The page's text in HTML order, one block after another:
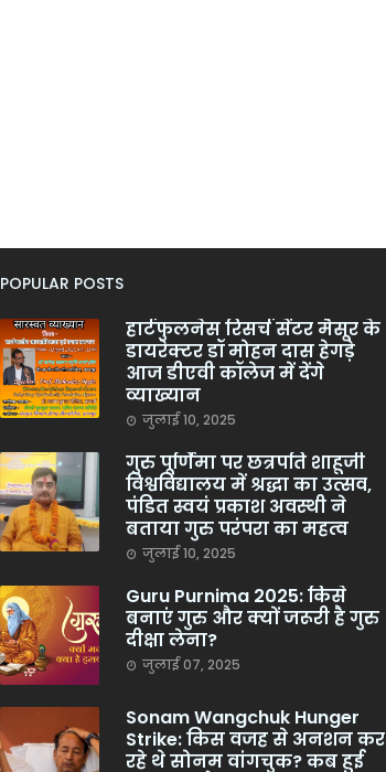
POPULAR POSTS
हार्टफुलनेस रिसर्च सेंटर मैसूर के
डायरेक्टर डॉ मोहन दास हेगड़े
आज डीएवी कॉलेज में देंगे
व्याख्यान
जुलाई 10, 2025
गुरु पूर्णिमा पर छत्रपति शाहूजी
विश्वविद्यालय में श्रद्धा का उत्सव,
पंडित स्वयं प्रकाश अवस्थी ने
बताया गुरु परंपरा का महत्व
जुलाई 10, 2025
Guru Purnima 2025: किसे
बनाएं गुरु और क्यों जरूरी है गुरु
दीक्षा लेना?
जुलाई 07, 2025
Sonam Wangchuk Hunger
Strike: किस वजह से अनशन कर
रहे थे सोनम वांगचुक? कब हुई